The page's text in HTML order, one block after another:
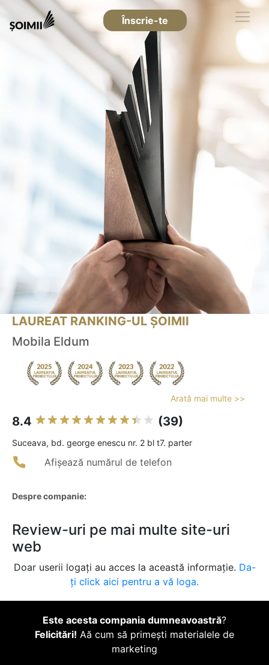
Înscrie-te
LAUREAT RANKING-UL ȘOIMII
Mobila Eldum
Arată mai multe >>
8.4 (39)
Suceava, bd. george enescu nr. 2 bl t7. parter
Afișează numărul de telefon
Despre companie:
Review-uri pe mai multe site-uri
web
Doar userii logați au acces la această informație. Da-
ți click aici pentru a vă loga.
Este acesta compania dumneavoastră?
Felicitări! Aă cum să primești materialele de
marketing